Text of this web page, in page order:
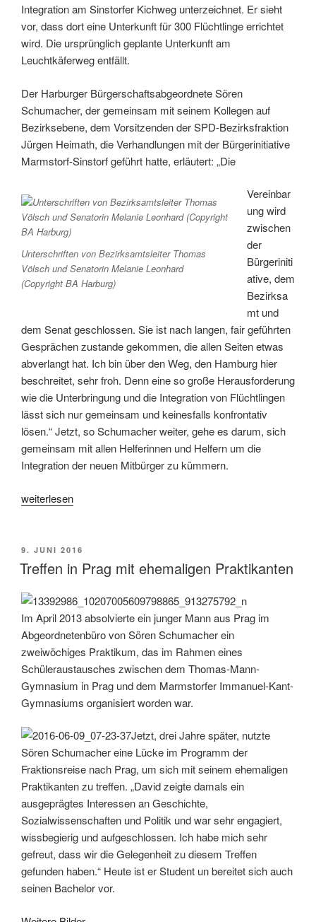
Integration am Sinstorfer Kichweg unterzeichnet. Er sieht
vor, dass dort eine Unterkunft für 300 Flüchtlinge errichtet
wird. Die ursprünglich geplante Unterkunft am
Leuchtkäferweg entfällt.
Der Harburger Bürgerschaftsabgeordnete Sören
Schumacher, der gemeinsam mit seinem Kollegen auf
Bezirksebene, dem Vorsitzenden der SPD-Bezirksfraktion
Jürgen Heimath, die Verhandlungen mit der Bürgerinitiative
Marmstorf-Sinstorf geführt hatte, erläutert: „Die
Unterschriften von Bezirksamtsleiter Thomas
Völsch und Senatorin Melanie Leonhard
(Copyright BA Harburg)
Vereinbar
ung wird
zwischen
der
Bürgeriniti
ative, dem
Bezirksa
mt und
dem Senat geschlossen. Sie ist nach langen, fair geführten
Gesprächen zustande gekommen, die allen Seiten etwas
abverlangt hat. Ich bin über den Weg, den Hamburg hier
beschreitet, sehr froh. Denn eine so große Herausforderung
wie die Unterbringung und die Integration von Flüchtlingen
lässt sich nur gemeinsam und keinesfalls konfrontativ
lösen.“ Jetzt, so Schumacher weiter, gehe es darum, sich
gemeinsam mit allen Helferinnen und Helfern um die
Integration der neuen Mitbürger zu kümmern.
„Vereinbarung
am
Sinstorfer
und
Leuchtkäuferweg
unterzeichnet“
weiterlesen
VERÖFFENTLICHT
AM
9. JUNI 2016
Treffen in Prag mit ehemaligen Praktikanten
Im April 2013 absolvierte ein junger Mann aus Prag im
Abgeordnetenbüro von Sören Schumacher ein
zweiwöchiges Praktikum, das im Rahmen eines
Schüleraustausches zwischen dem Thomas-Mann-
Gymnasium in Prag und dem Marmstorfer Immanuel-Kant-
Gymnasiums organisiert worden war.
Jetzt, drei Jahre später, nutzte
Sören Schumacher eine Lücke im Programm der
Fraktionsreise nach Prag, um sich mit seinem ehemaligen
Praktikanten zu treffen. „David zeigte damals ein
ausgeprägtes Interessen an Geschichte,
Sozialwissenschaften und Politik und war sehr engagiert,
wissbegierig und aufgeschlossen. Ich habe mich sehr
gefreut, dass wir die Gelegenheit zu diesem Treffen
gefunden haben.“ Heute ist er Student un bereitet sich auch
seinen Bachelor vor.